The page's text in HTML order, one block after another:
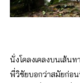
นั่งโคลงเคลงบนเส้น
พี่วิชัยบอกว่าสมัยก่อน